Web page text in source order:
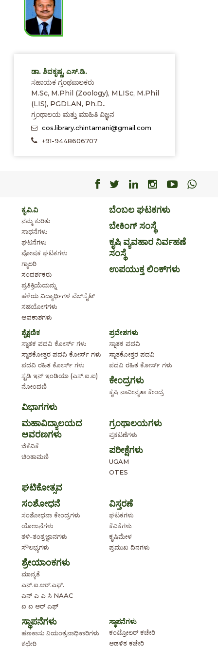
ಡಾ. ಶಿವಕೃಷ್ಣ, ಎಸ್.ಡಿ.
ಸಹಾಯಕ ಗ್ರಂಥಪಾಲಕರು
M.Sc, M.Phil (Zoology), MLISc, M.Phil
(LIS), PGDLAN, Ph.D..
ಗ್ರಂಥಾಲಯ ಮತ್ತು ಮಾಹಿತಿ ವಿಜ್ಞನ
cos.library.chintamani@gmail.com
+91-9448606707
Facebook
Facebook
Facebook
Facebook
ಕೃ.ವಿ.ವಿ
ನಮ್ಮ ಕುರಿತು
ಸಾಧನೆಗಳು
ಘಟನೆಗಳು
ಪೋಷಕ ಘಟಕಗಳು
ಗ್ಯಾಲರಿ
ಸಂದರ್ಶಕರು
ಪ್ರತಿಕ್ರಿಯೆಯನ್ನು
ಹಳೆಯ ವಿದ್ಯಾರ್ಥಿಗಳ ವೆಬ್‌ಸೈಟ್
ಸಹಯೋಗಗಳು
ಅವಕಾಶಗಳು
ಬೆಂಬಲ ಘಟಕಗಳು
ಬೇಕಿಂಗ್ ಸಂಸ್ಥೆ
ಕೃಷಿ ವ್ಯವಹಾರ ನಿರ್ವಹಣೆ
ಸಂಸ್ಥೆ
ಉಪಯುಕ್ತ ಲಿಂಕ್‌ಗಳು
ಶೈಕ್ಷಣಿಕ
ಸ್ನಾತಕ ಪದವಿ ಕೋರ್ಸ್ ಗಳು
ಸ್ನಾತಕೋತ್ತರ ಪದವಿ ಕೋರ್ಸ್ ಗಳು
ಪದವಿ ರಹಿತ ಕೋರ್ಸ್ ಗಳು
ಸ್ಟಡಿ ಇನ್ ಇಂಡಿಯಾ (ಎಸ್.ಐ.ಐ)
ನೋಂದಣಿ
ಪ್ರವೇಶಗಳು
ಸ್ನಾತಕ ಪದವಿ
ಸ್ನಾತಕೋತ್ತರ ಪದವಿ
ಪದವಿ ರಹಿತ ಕೋರ್ಸ್ ಗಳು
ಕೇಂದ್ರಗಳು
ಕೃಷಿ ನಾವೀನ್ಯತಾ ಕೇಂದ್ರ
ವಿಭಾಗಗಳು
ಮಹಾವಿದ್ಯಾಲಯದ
ಆವರಣಗಳು
ಜಿಕೆವಿಕೆ
ಚಿಂತಾಮಣಿ
ಗ್ರಂಥಾಲಯಗಳು
ಪ್ರಕಟಣೆಗಳು
ಪರೀಕ್ಷೆಗಳು
UGAM
OTES
ಘಟಿಕೋತ್ಸವ
ಸಂಶೋಧನೆ
ಸಂಶೋಧನಾ ಕೇಂದ್ರಗಳು
ಯೋಜನೆಗಳು
ತಳಿ-ತಂತ್ರಜ್ಞಾನಗಳು
ಸೌಲಭ್ಯಗಳು
ವಿಸ್ತರಣೆ
ಘಟಕಗಳು
ಕೆವಿಕೆಗಳು
ಕೃಷಿಮೇಳ
ಪ್ರಮುಖ ದಿನಗಳು
ಶ್ರೇಯಾಂಕಗಳು
ಮಾನ್ಯತೆ
ಎನ್.ಐ.ಆರ್.ಎಫ್.
ಎನ್ ಎ ಎ ಸಿ NAAC
ಐ ಐ ಆರ್ ಎಫ್
ಸ್ಥಾಪನೆಗಳು
ಹಣಕಾಸು ನಿಯಂತ್ರನಾಧಿಕಾರಿಗಳು
ಕಛೇರಿ
ಸ್ಥಾಪನೆಗಳು
ಕಂಟ್ರೋಲರ್ ಕಚೇರಿ
ಆಡಳಿತ ಕಚೇರಿ